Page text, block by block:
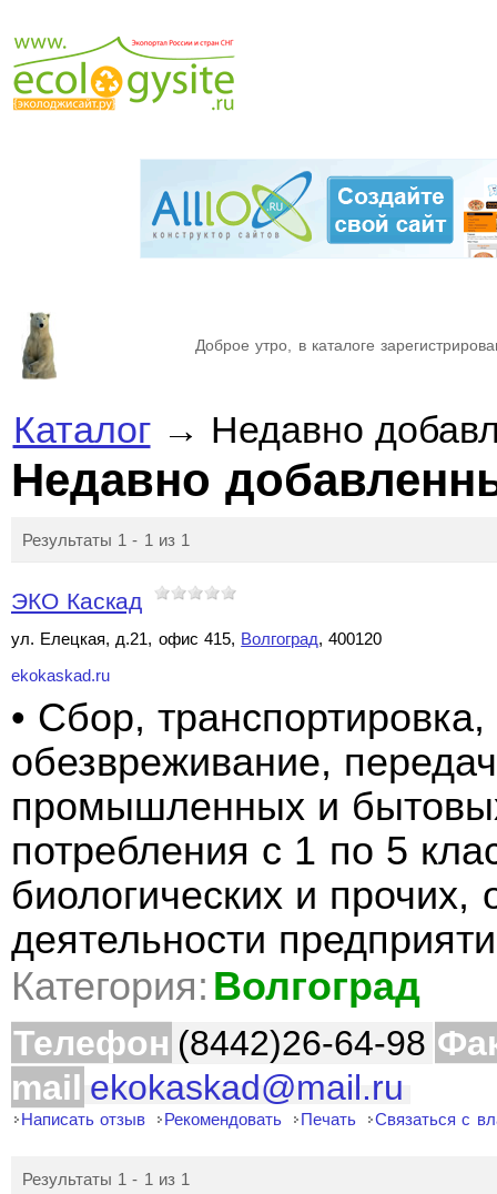
Доброе утро, в каталоге
Каталог→ Недавно
Недавно
Результаты 1 - 1 из 1
ЭКО Каскад
ул. Елецкая, д.21, офис 415, Волгоград, 400120
ekokaskad.ru
• Сбор,
обезвреживание,
промышленных и
потребления с 1 по 5
биологических и
деятельности
Категория: Волгоград
Телефон (8442)26-64-98
mail ekokaskad@mail.ru
Написать отзыв Рекомендовать Печать Связаться с
Результаты 1 - 1 из 1